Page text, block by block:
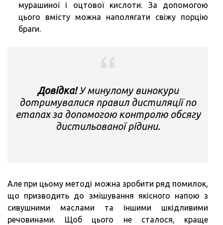
мурашиної і оцтової кислоти. За допомогою
цього вмісту можна наполягати свіжу порцію
браги.
Довідка!У минулому винокури
дотримувалися правил дистиляції по
етапах за допомогою контролю обсягу
дистильованої рідини.
Але при цьому методі можна зробити ряд помилок,
що призводить до змішування якісного напою з
сивушними маслами та іншими шкідливими
речовинами. Щоб цього не сталося, краще